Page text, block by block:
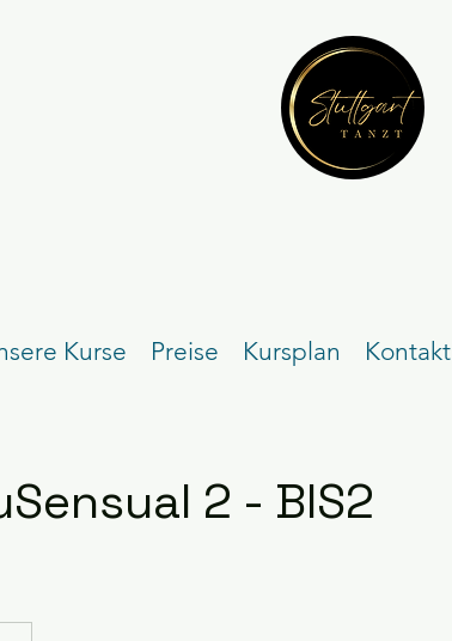
Kurse Preise Kursplan Kontakt
2 - BIS2